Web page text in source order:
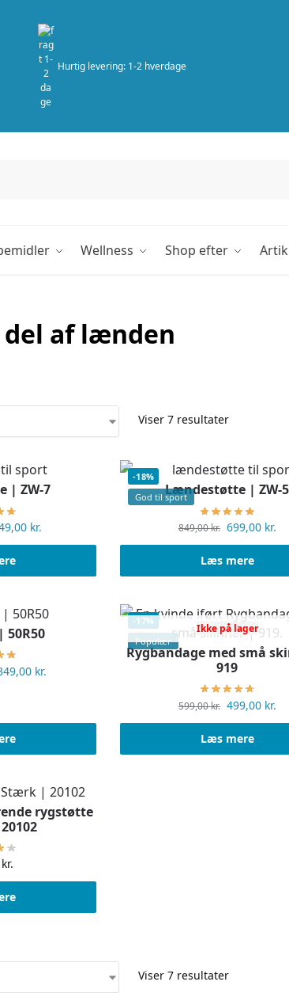
Hurtig levering: 1-2 hverdage
Wellness Shop efter
af lænden
Viser 7 resultater
| ZW-7
kr.
-18%
God til sportLændestøtte | ZW-5
849,00kr. 699,00 kr.
Læs mere
kr.
-17%
Populær
Ikke på lager
Rygbandage med små
919
599,00kr. 499,00 kr.
Læs mere
rygstøtte
kr.
Viser 7 resultater